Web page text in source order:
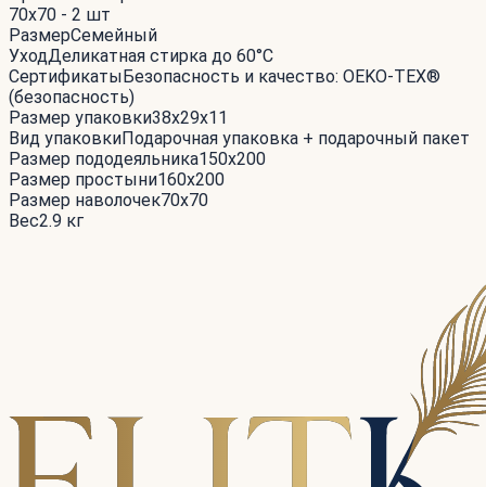
70x70 - 2 шт
РазмерСемейный
УходДеликатная стирка до 60°С
СертификатыБезопасность и качество: OEKO-TEX®
(безопасность)
Размер упаковки38x29x11
Вид упаковкиПодарочная упаковка + подарочный пакет
Размер пододеяльника150x200
Размер простыни160x200
Размер наволочек70x70
Вес2.9 кг